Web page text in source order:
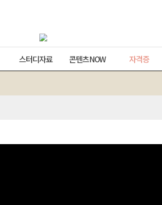
스터디자료 콘텐츠NOW 자격증